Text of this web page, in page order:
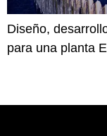
Diseño,
para una planta